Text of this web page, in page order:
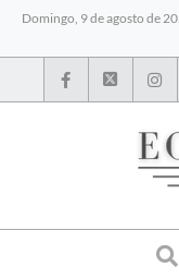
Domingo, 9 de agosto de